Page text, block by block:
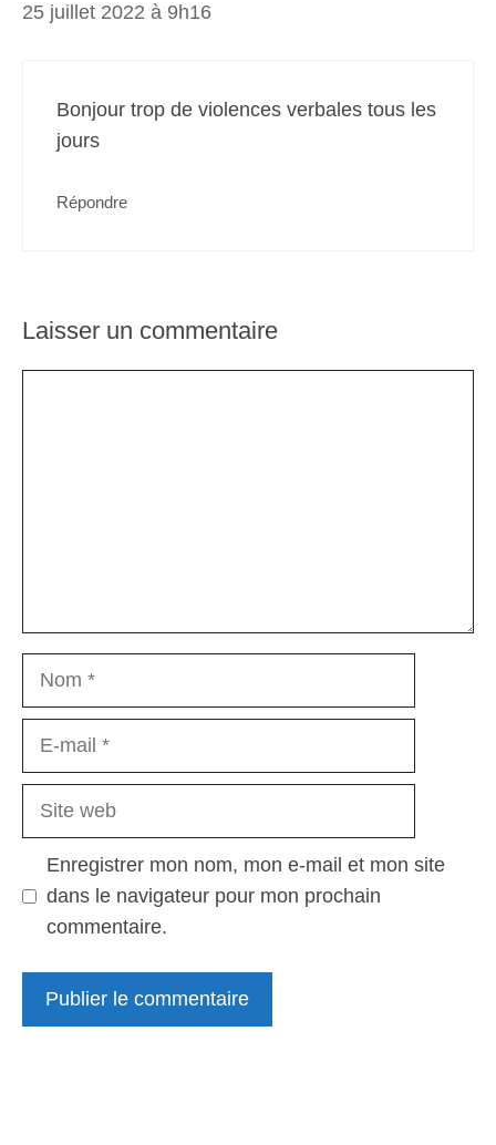
25 juillet 2022 à 9h16
Bonjour trop de violences verbales tous les
jours
Répondre
Laisser un commentaire
Nom
Site
Enregistrer mon nom, mon e-mail et mon site
dans le navigateur pour mon prochain
commentaire.